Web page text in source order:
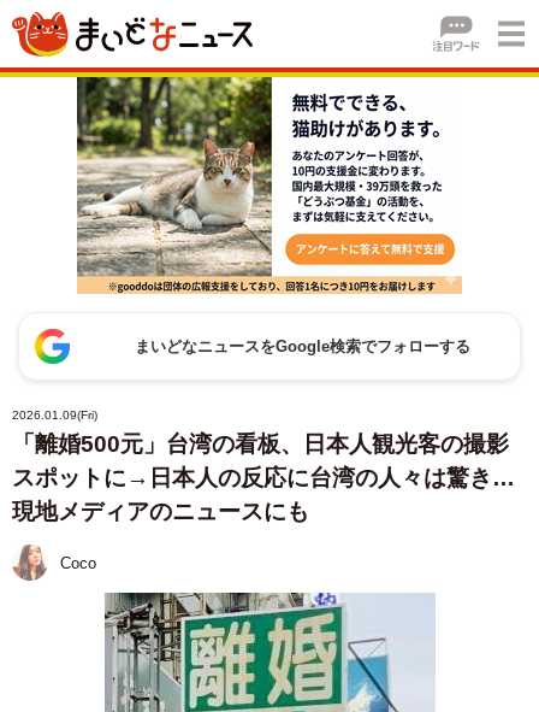
まいどなニュースをGoogle検索でフォローする
2026.01.09(Fri)
「離婚500元」台湾の看板、日本人観光客の撮影
スポットに→日本人の反応に台湾の人々は驚き…
現地メディアのニュースにも
Coco